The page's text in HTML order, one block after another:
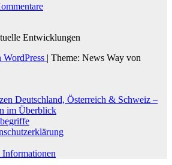
Entwicklungen
| Theme: News Way von
Deutschland, Österreich & Schweiz –
im Überblick
Informationen